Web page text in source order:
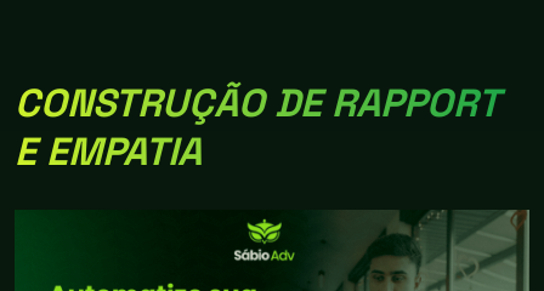
CONSTRUÇÃO DE RAPPORT
E EMPATIA